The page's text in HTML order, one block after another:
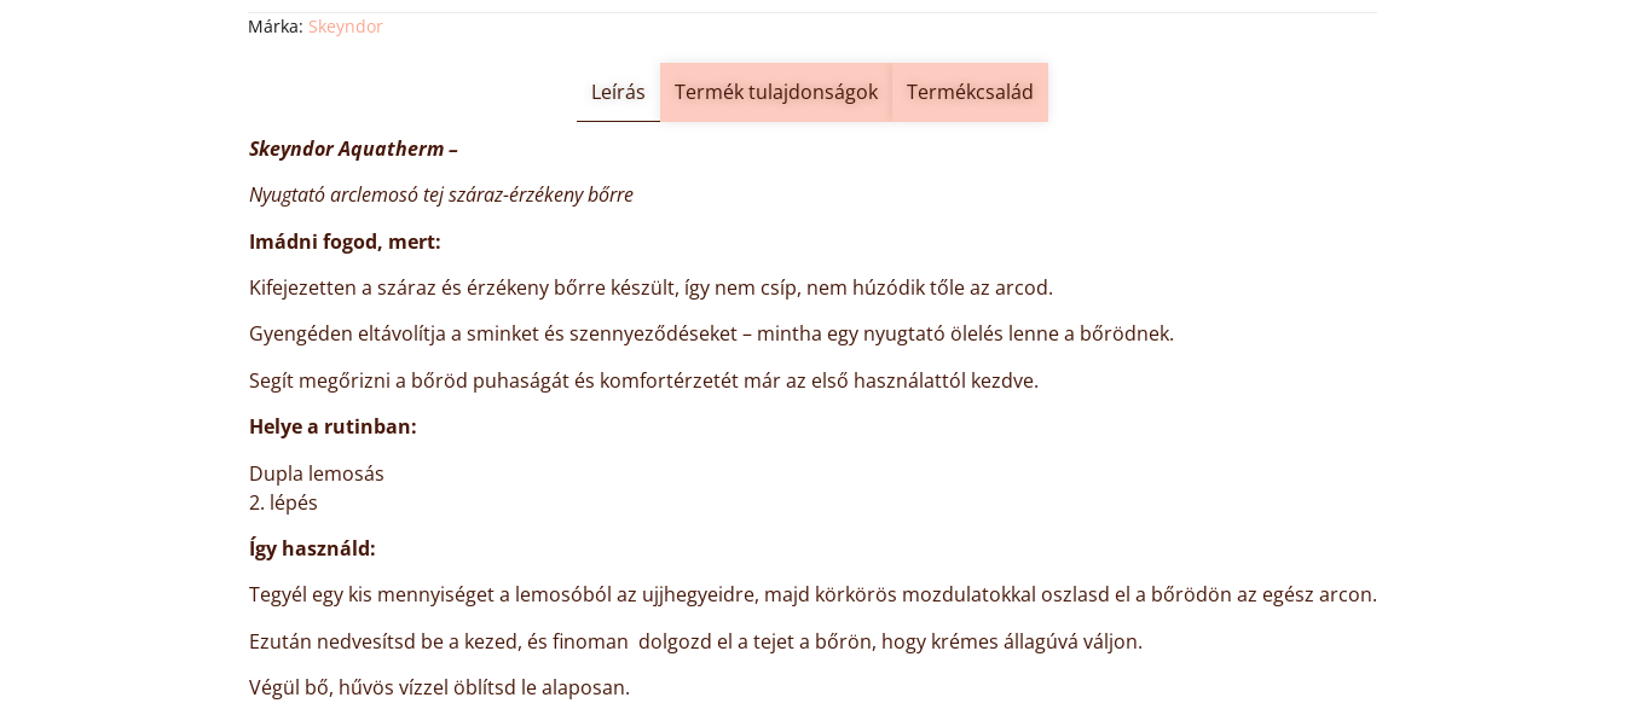
Márka: Skeyndor
Leírás Termék tulajdonságok Termékcsalád
Skeyndor Aquatherm –
Nyugtató arclemosó tej száraz-érzékeny bőrre
Imádni fogod, mert:
Kifejezetten a száraz és érzékeny bőrre készült, így nem csíp, nem húzódik tőle az arcod.
Gyengéden eltávolítja a sminket és szennyeződéseket – mintha egy nyugtató ölelés lenne a bőrödnek.
Segít megőrizni a bőröd puhaságát és komfortérzetét már az első használattól kezdve.
Helye a rutinban:
Dupla lemosás
2. lépés
Így használd:
Tegyél egy kis mennyiséget a lemosóból az ujjhegyeidre, majd körkörös mozdulatokkal oszlasd el a bőrödön az egész arcon.
Ezután nedvesítsd be a kezed, és finoman dolgozd el a tejet a bőrön, hogy krémes állagúvá váljon.
Végül bő, hűvös vízzel öblítsd le alaposan.